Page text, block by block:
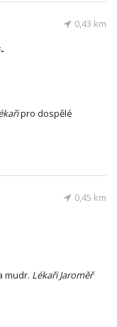
0,43 km
pro dospělé
0,45 km
mudr. Lékaři Jaroměř